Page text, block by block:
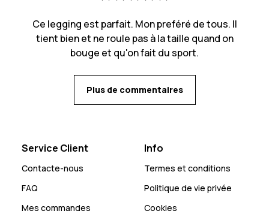
Ce legging est parfait. Mon preféré de tous. Il
tient bien et ne roule pas à la taille quand on
bouge et qu'on fait du sport.
Plus de commentaires
Service Client
Contacte-nous
FAQ
Mes commandes
Info
Termes et conditions
Politique de vie privée
Cookies